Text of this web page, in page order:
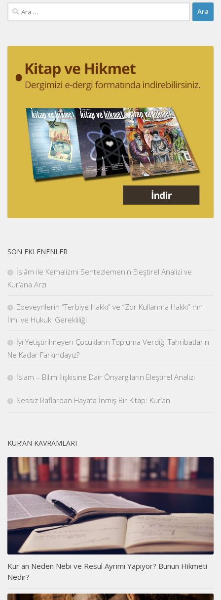
Arama:
SON EKLENENLER
İslâm ile Kemalizmi Sentezlemenin Eleştirel Analizi ve
Kur’ana Arzı
Ebeveynlerin “Terbiye Hakkı” ve “Zor Kullanma Hakkı” nın
İlmi ve Hukuki Gerekliliği
İyi Yetiştirilmeyen Çocukların Topluma Verdiği Tahribatların
Ne Kadar Farkındayız?
İslam – Bilim İlişkisine Dair Önyargıların Eleştirel Analizi
Sessiz Raflardan Hayata İnmiş Bir Kitap: Kur’an
KUR’AN KAVRAMLARI
Kur an Neden Nebi ve Resul Ayrımı Yapıyor? Bunun Hikmeti
Nedir?